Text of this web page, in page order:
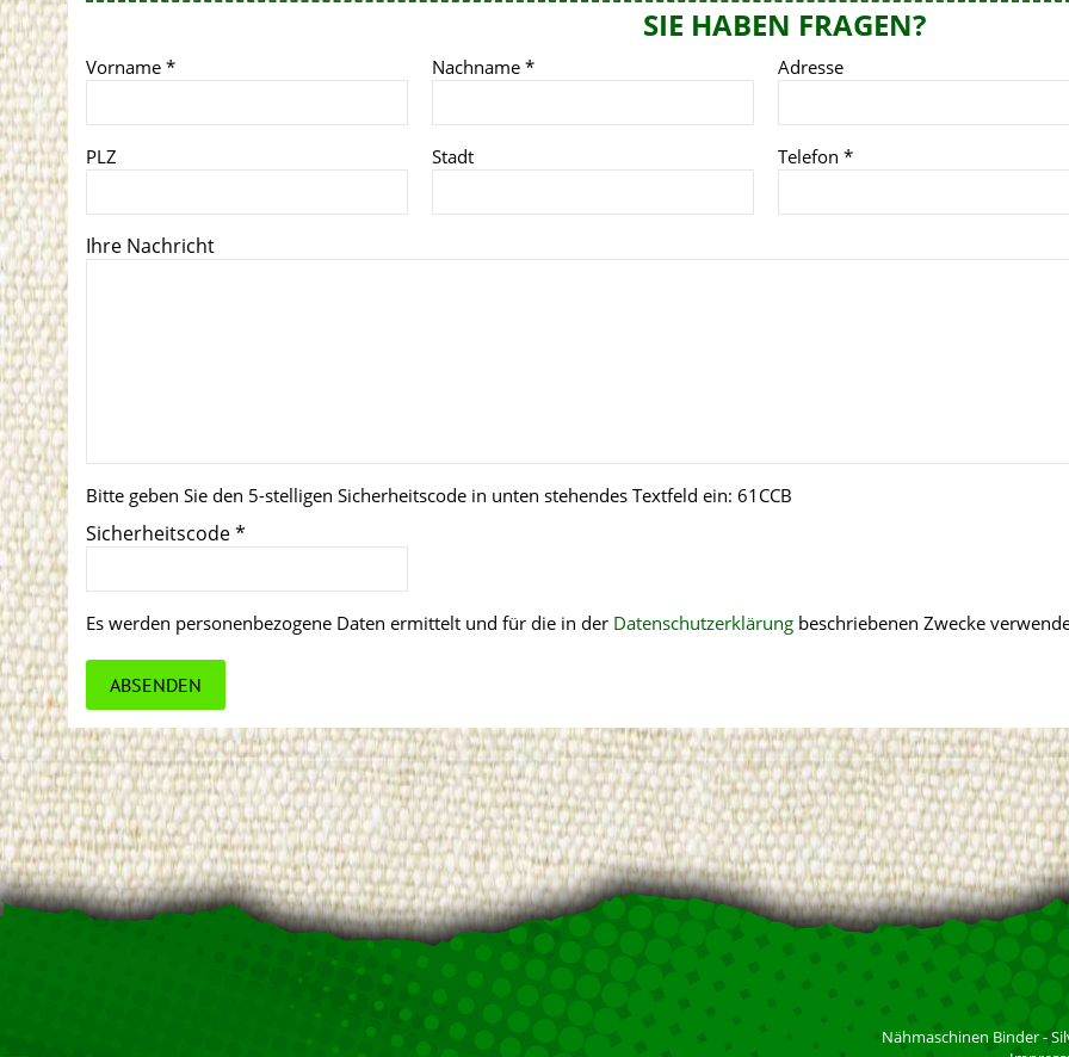
SIE HABEN FRAGEN?
Vorname * Nachname * Adresse
PLZ Stadt Telefon *
Ihre Nachricht
Bitte geben Sie den 5-stelligen Sicherheitscode in unten stehendes Textfeld ein: 61CCB
Sicherheitscode*
Es werden personenbezogene Daten ermittelt und für die in der Datenschutzerklärung beschriebenen Zwecke
Nähmaschinen Binder -